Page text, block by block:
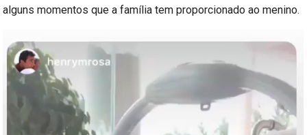
alguns momentos que a família tem proporcionado ao menino.
de
vídeo